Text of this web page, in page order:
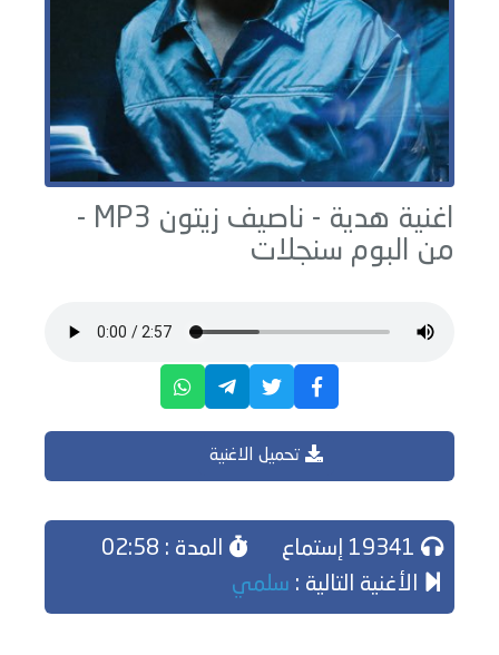
اغنية هدية - ناصيف زيتون
MP3 -
من البوم سنجلات
تحميل الاغنية
المدة : 02:58
الأغنية التالية : سلمي